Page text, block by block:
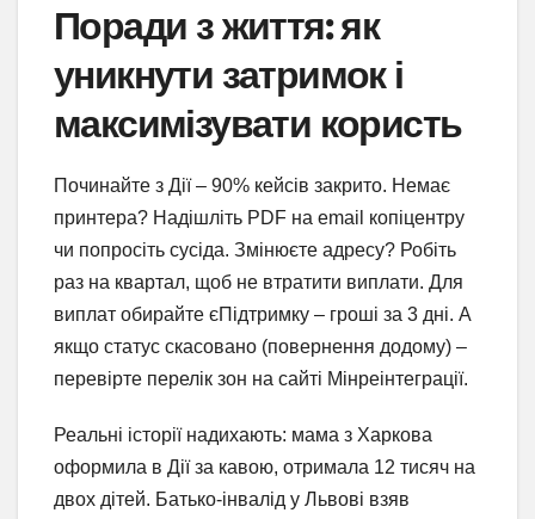
Поради з життя: як
уникнути затримок і
максимізувати користь
Починайте з Дії – 90% кейсів закрито. Немає
принтера? Надішліть PDF на email копіцентру
чи попросіть сусіда. Змінюєте адресу? Робіть
раз на квартал, щоб не втратити виплати. Для
виплат обирайте єПідтримку – гроші за 3 дні. А
якщо статус скасовано (повернення додому) –
перевірте перелік зон на сайті Мінреінтеграції.
Реальні історії надихають: мама з Харкова
оформила в Дії за кавою, отримала 12 тисяч на
двох дітей. Батько-інвалід у Львові взяв